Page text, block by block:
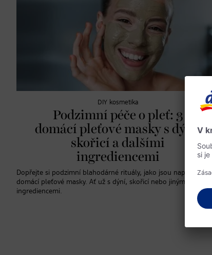
DIY kosmetika
Podzimní péče o pleť: 3
domácí pleťové masky s dýní,
skořicí a dalšími
ingrediencemi
Dopřejte si podzimní blahodárné rituály, jako jsou například
domácí pleťové masky. Ať už s dýní, skořicí nebo jinými
ingrediencemi.